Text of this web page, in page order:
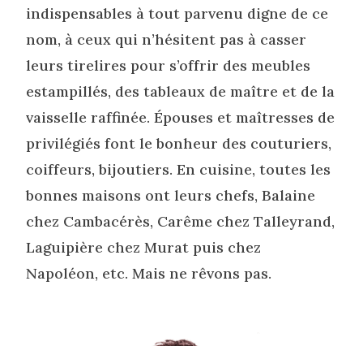
indispensables à tout parvenu digne de ce
nom, à ceux qui n’hésitent pas à casser
leurs tirelires pour s’offrir des meubles
estampillés, des tableaux de maître et de la
vaisselle raffinée. Épouses et maîtresses de
privilégiés font le bonheur des couturiers,
coiffeurs, bijoutiers. En cuisine, toutes les
bonnes maisons ont leurs chefs, Balaine
chez Cambacérès, Carême chez Talleyrand,
Laguipière chez Murat puis chez
Napoléon, etc. Mais ne rêvons pas.